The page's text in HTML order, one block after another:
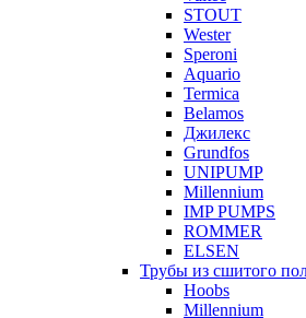
STOUT
Wester
Speroni
Aquario
Termica
Belamos
Джилекс
Grundfos
UNIPUMP
Millennium
IMP PUMPS
ROMMER
ELSEN
Трубы из сшитого
Hoobs
Millennium